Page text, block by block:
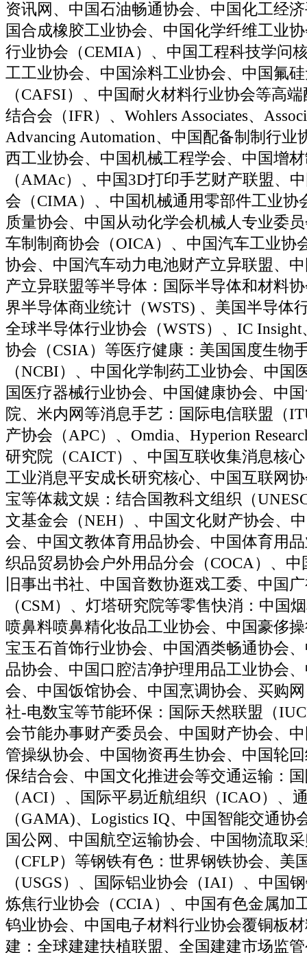
资讯网、中国石油畅通协会、中国化工经
国合成橡胶工业协会、中国化学纤维工业
行业协会（CEMIA）、中国工程科技学问
工工业协会、中国涂料工业协会、中国氟
（CAFSI）、中国耐火材料行业协会等高
结合会（IFR）、Wohlers Associates、
Advancing Automation、中国配备制制行业
西工业协会、中国机械工程学会、中国增
（AMAc）、中国3D打印手艺财产联盟、
会（CIMA）、中国机械通用零部件工业协
质量协会、中国从动化学会机械人专业委
车制制商协会（OICA）、中国汽车工业协
协会、中国汽车动力电池财产立异联盟、
产立异联盟等半导体：国际半导体和材料
界半导体商业统计（WSTS) 、美国半导体
全球半导体行业协会（WSTS）、IC
协会（CSIA）等医疗健康：美国国度生物
（NCBI）、中国化学制药工业协会、中国
国医疗器械行业协会、中国健康协会、中
院、米内网等消息手艺：国际电信联盟（
产协会（APC）、Omdia、Hyperion
研究院（CAICT）、中国互联收集消息核
工业消息平安成长研究核心、中国互联网
宝等体裁文娱：结合国教科文组织（
文基金会（NEH）、中国文化财产协会、
会、中国文教体育用品协会、中国体育用
织品贸易协会户外用品分会（COCA）、
旧事出书社、中国音数协逛戏工委、中国
（CSM）、灯塔研究院等零售快消：中国
喷鼻料喷鼻精化妆品工业协会、中国豪侈
宝玉石首饰行业协会、中国酒类畅通协会
品协会、中国口腔洁净护理用品工业协会
会、中国饭馆协会、中国烹调协会、买购
社-电数宝等节能环保：国际天然联盟（
会节能办事财产委员会、中国财产协会、
管操纵协会、中国物资再生协会、中国轮
保结合会、中国文化推进会等交通运输：
（ACI）、国际平易近航组织（ICAO）、
（GAMA)、Logistics IQ、中国智能交通协
国公网、中国航空运输协会、中国物流取
（CFLP）等钢铁有色：世界钢铁协会、美
（USGS）、国际铝业协会（IAI）、中国
炼焦行业协会（CCIA）、中国有色金属加
钨业协会、中国电子材料行业协会覆铜板
建：全球建建扶植联盟、全国建建市场监